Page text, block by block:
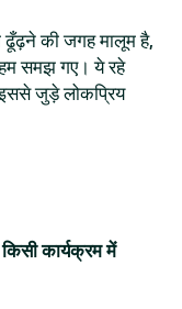
की जगह मालूम है,
समझ गए। ये रहे
जुड़े लोकप्रिय
कार्यक्रम में